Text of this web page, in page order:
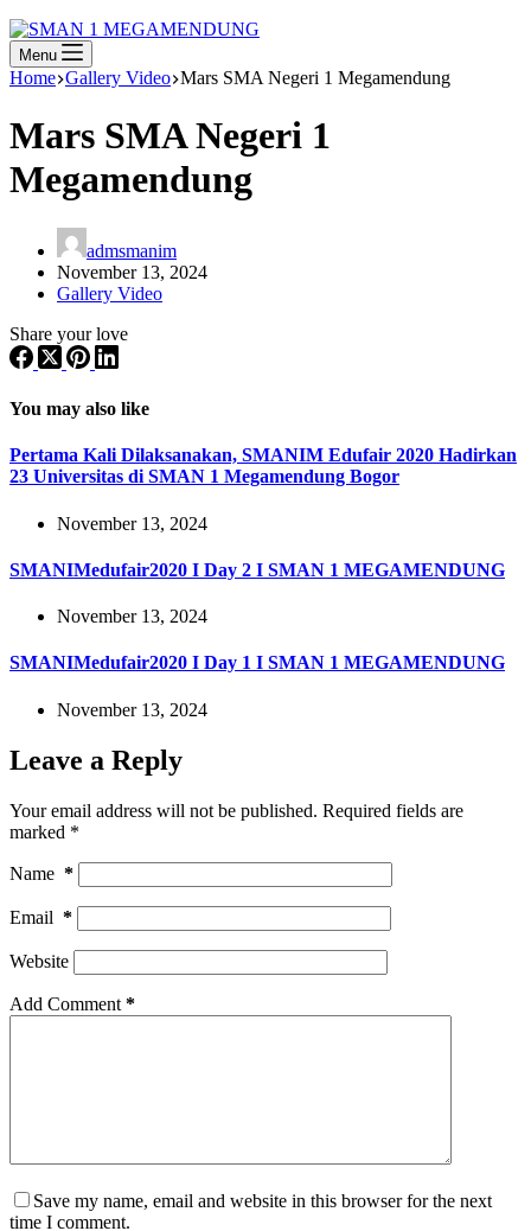
Menu
Home Gallery Video Mars SMA Negeri 1 Megamendung
Mars SMA Negeri 1
Megamendung
admsmanim
November 13, 2024
Gallery Video
Share your love
You may also like
Pertama Kali Dilaksanakan, SMANIM Edufair 2020 Hadirkan
23 Universitas di SMAN 1 Megamendung Bogor
November 13, 2024
SMANIMedufair2020 I Day 2 I SMAN 1 MEGAMENDUNG
November 13, 2024
SMANIMedufair2020 I Day 1 I SMAN 1 MEGAMENDUNG
November 13, 2024
Leave a Reply
Your email address will not be published. Required fields are
marked *
Name *
Email *
Website
Add Comment *
Save my name, email and website in this browser for the next
time I comment.